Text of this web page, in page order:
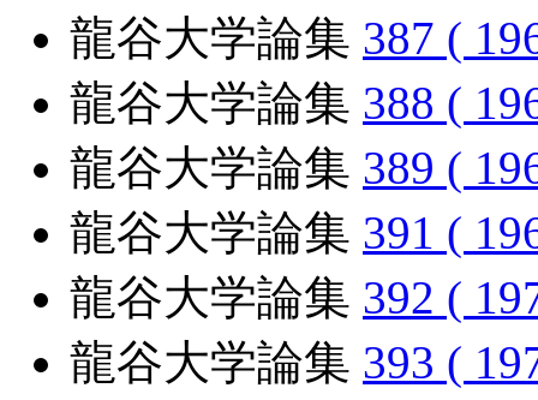
龍谷大学論集 387 (
龍谷大学論集 388 (
龍谷大学論集 389 (
龍谷大学論集 391 (
龍谷大学論集 392 (
龍谷大学論集 393 (